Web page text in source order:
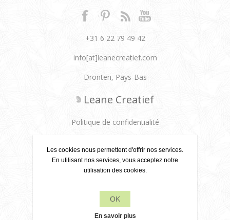
+31 6 22 79 49 42
info[at]leanecreatief.com
Dronten, Pays-Bas
Leane Creatief
Politique de confidentialité
Conditions de livraison
Contactez-nous
Les cookies nous permettent d'offrir nos services.
En utilisant nos services, vous acceptez notre
utilisation des cookies.
OK
En savoir plus